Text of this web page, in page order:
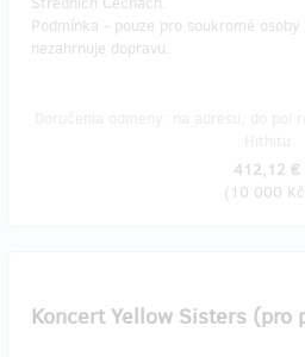
Podmínka - pouze pro soukromé
nezahrnuje dopravu.
412,12 €
(10 000 Kč
Koncert Yellow Sisters (pro